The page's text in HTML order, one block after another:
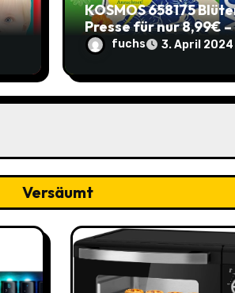
KOSMOS 658175
Presse für nur 8,99€ –
Spare 2,90€ im
zum alten Preis!
fuchs 3. April 2024
Versäumt